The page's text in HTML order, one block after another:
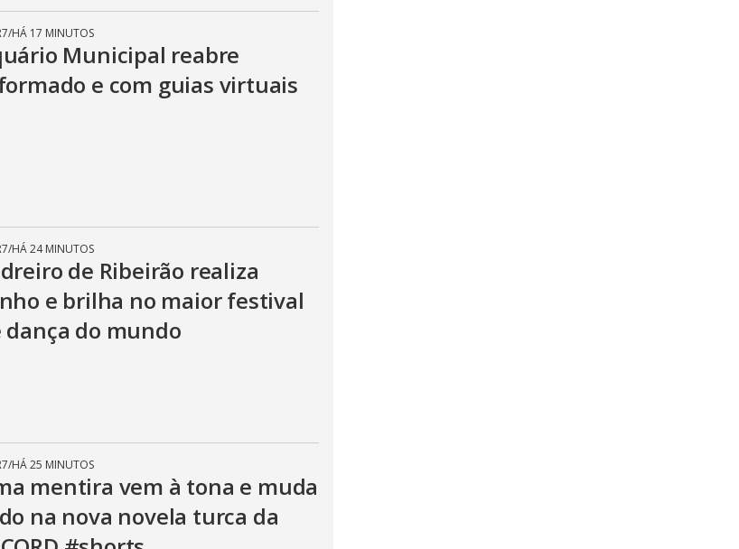
/HÁ 17 MINUTOS
Municipal reabre
e com guias virtuais
/HÁ 24 MINUTOS
de Ribeirão realiza
e brilha no maior festival
dança do mundo
/HÁ 25 MINUTOS
mentira vem à tona e muda
na nova novela turca da